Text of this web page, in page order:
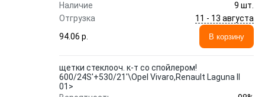
Наличие
9 шт.
Отгрузка
11 - 13 августа
94.06 p.
В корзину
щетки стеклооч. к-т со спойлером!
600/24S'+530/21'\Opel Vivaro,Renault Laguna II
01>